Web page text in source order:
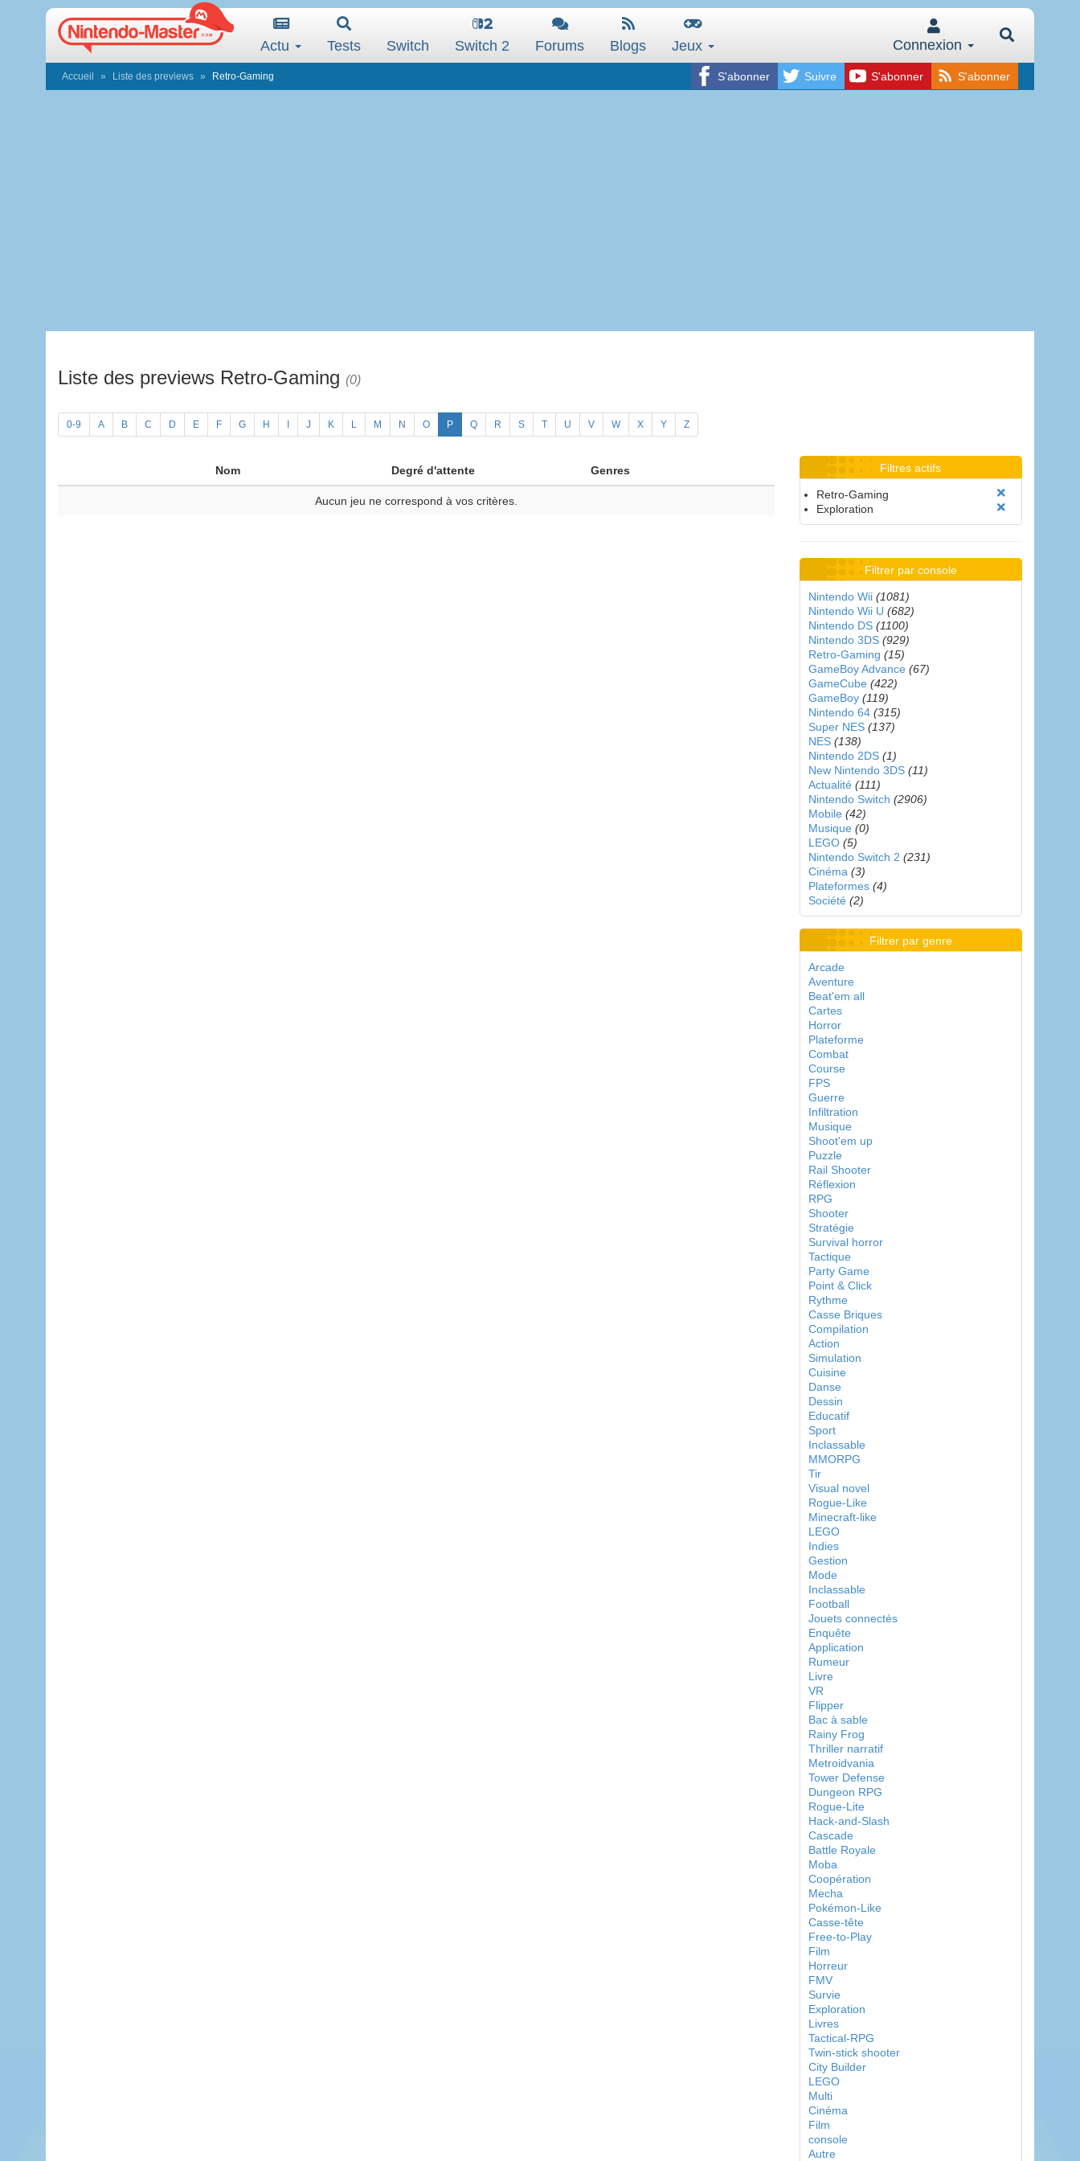
Actu Tests Switch Switch 2 Forums Blogs Jeux Connexion
S'abonner Suivre S'abonner S'abonner
Accueil Liste des previews Retro-Gaming
Liste des previews Retro-Gaming (0)
0-9 A B C D E F G H J K L M N O P Q R S T U V W X Y Z
Nom Degré d'attente Genres
Aucun jeu ne correspond à vos critères.
Filtres actifs
Retro-Gaming
Exploration
Filtrer par console
Nintendo Wii (1081)
Nintendo Wii U (682)
Nintendo DS (1100)
Nintendo 3DS (929)
Retro-Gaming (15)
GameBoy Advance (67)
GameCube (422)
GameBoy (119)
Nintendo 64 (315)
Super NES (137)
NES (138)
Nintendo 2DS (1)
New Nintendo 3DS (11)
Actualité (111)
Nintendo Switch (2906)
Mobile (42)
Musique (0)
LEGO (5)
Nintendo Switch 2 (231)
Cinéma (3)
Plateformes (4)
Société (2)
Filtrer par genre
Arcade
Aventure
Beat'em all
Cartes
Horror
Plateforme
Combat
Course
FPS
Guerre
Infiltration
Musique
Shoot'em up
Puzzle
Rail Shooter
Réflexion
RPG
Shooter
Stratégie
Survival horror
Tactique
Party Game
Point & Click
Rythme
Casse Briques
Compilation
Action
Simulation
Cuisine
Danse
Dessin
Educatif
Sport
Inclassable
MMORPG
Tir
Visual novel
Rogue-Like
Minecraft-like
LEGO
Indies
Gestion
Mode
Inclassable
Football
Jouets connectés
Enquête
Application
Rumeur
Livre
VR
Flipper
Bac à sable
Rainy Frog
Thriller narratif
Metroidvania
Tower Defense
Dungeon RPG
Rogue-Lite
Hack-and-Slash
Cascade
Battle Royale
Moba
Coopération
Mecha
Pokémon-Like
Casse-tête
Free-to-Play
Film
Horreur
FMV
Survie
Exploration
Livres
Tactical-RPG
Twin-stick shooter
City Builder
LEGO
Multi
Cinéma
Film
console
Autre